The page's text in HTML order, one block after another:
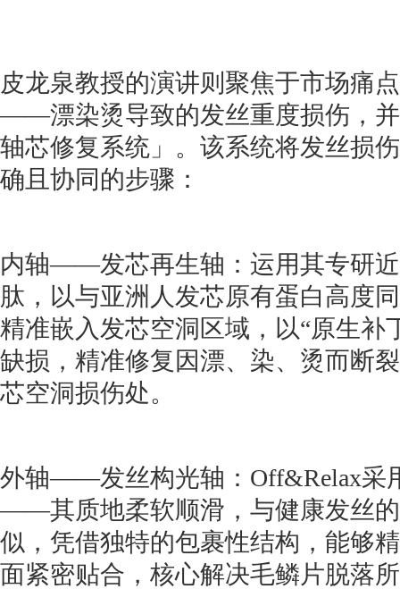
皮龙泉教授的演讲则聚焦于市场痛
——漂染烫导致的发丝重度损伤，
轴芯修复系统」。该系统将发丝损
确且协同的步骤：
内轴——发芯再生轴：运用其专研近
肽，以与亚洲人发芯原有蛋白高度
精准嵌入发芯空洞区域，以“原生补
缺损，精准修复因漂、染、烫而断
芯空洞损伤处。
外轴——发丝构光轴：Off&Relax采
——其质地柔软顺滑，与健康发丝
似，凭借独特的包裹性结构，能够
面紧密贴合，核心解决毛鳞片脱落